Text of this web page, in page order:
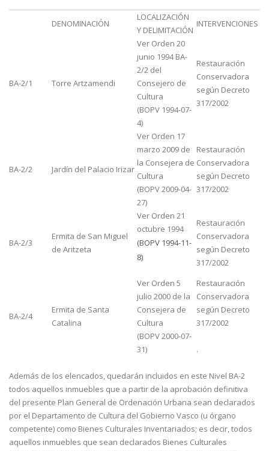
DENOMINACIÓN
LOCALIZACIÓN
Y DELIMITACIÓN
INTERVENCIONES
BA-2/1 Torre Artzamendi
Ver Orden 20
junio 1994 BA-
2/2 del
Consejero de
Cultura
(BOPV 1994-07-
4)
Restauración
Conservadora
según Decreto
317/2002
BA-2/2 Jardín del Palacio Irizar
Ver Orden 17
marzo 2009 de
la Consejera de
Cultura
(BOPV 2009-04-
27)
Restauración
Conservadora
según Decreto
317/2002
BA-2/3
Ermita de San Miguel
de Aritzeta
Ver Orden 21
octubre 1994
(BOPV 1994-11-
8)
Restauración
Conservadora
según Decreto
317/2002
BA-2/4
Ermita de Santa
Catalina
Ver Orden 5
julio 2000 de la
Consejera de
Cultura
(BOPV 2000-07-
31)
Restauración
Conservadora
según Decreto
317/2002
.
Además de los elencados, quedarán incluidos en este Nivel BA-2
todos aquellos inmuebles que a partir de la aprobación definitiva
del presente Plan General de Ordenación Urbana sean declarados
por el Departamento de Cultura del Gobierno Vasco (u órgano
competente) como Bienes Culturales Inventariados; es decir, todos
aquellos inmuebles que sean declarados Bienes Culturales